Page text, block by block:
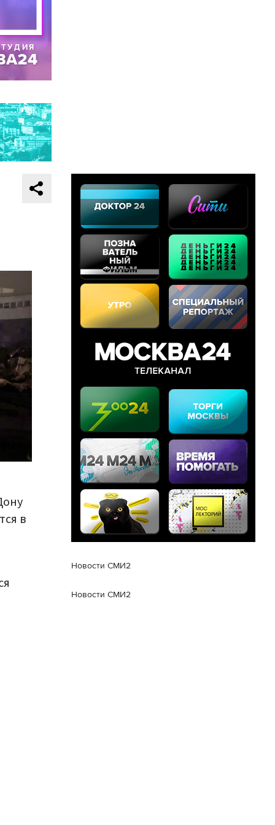
в
Новости СМИ2
Новости СМИ2